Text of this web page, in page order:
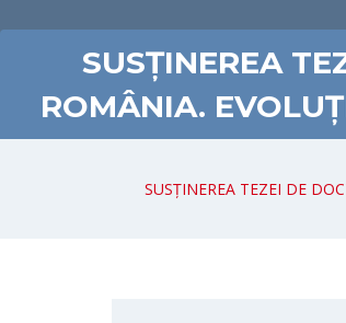
SUSȚINEREA
ROMÂNIA.
SUSȚINEREA TEZEI DE